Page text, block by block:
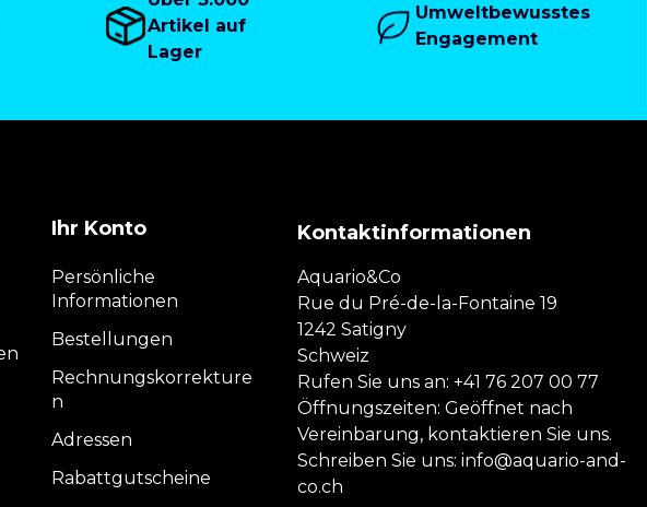
Artikel auf
Lager
Umweltbewusstes
Engagement
Ihr Konto
Persönliche
Informationen
Bestellungen
Rechnungskorrekture
n
Adressen
Rabattgutscheine
Kontaktinformationen
Aquario&Co
Rue du Pré-de-la-Fontaine 19
1242 Satigny
Schweiz
Rufen Sie uns an: +41 76 207 00 77
Öffnungszeiten: Geöffnet nach
Vereinbarung, kontaktieren Sie uns.
Schreiben Sie uns: info@aquario-and-
co.ch